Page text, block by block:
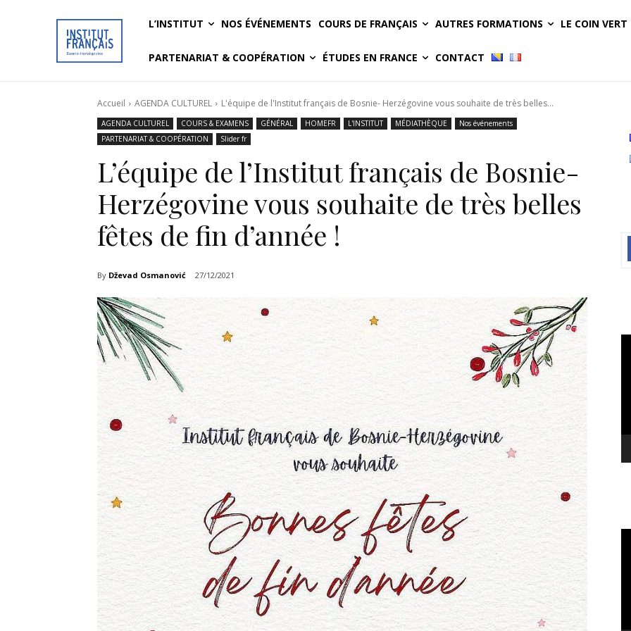
L’INSTITUT NOS ÉVÉNEMENTS COURS DE FRANÇAIS AUTRES FORMATIONS LE COIN VERT
PARTENARIAT & COOPÉRATION ÉTUDES EN FRANCE CONTACT
Accueil AGENDA CULTUREL L'équipe de l'Institut français de Bosnie- Herzégovine vous souhaite de très belles...
AGENDA CULTUREL COURS & EXAMENS GÉNÉRAL HOMEFR L'INSTITUT MÉDIATHÈQUE
Nos événements
PARTENARIAT & COOPÉRATION
Slider fr
L’équipe de l’Institut français de Bosnie-
Herzégovine vous souhaite de très belles
fêtes de fin d’année !
By Dževad Osmanović 27/12/2021